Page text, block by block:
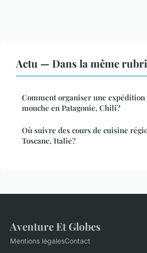
Actu — Dans la même
Comment organiser une expédition
mouche en Patagonie, Chili?
Où suivre des cours de cuisine
Toscane, Italie?
Aventure Et Globes
Mentions légalesContact